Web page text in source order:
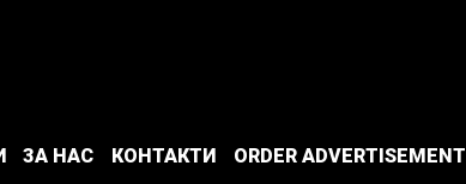
ЗА НАС КОНТАКТИ ORDER ADVERTISEMENT